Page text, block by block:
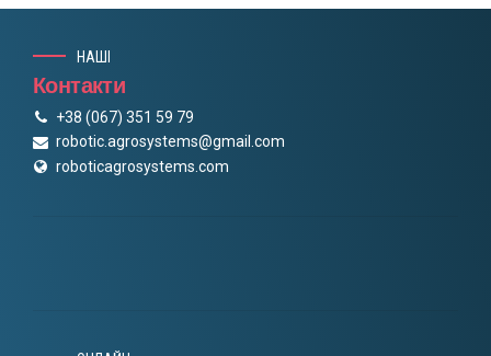
НАШІ
Контакти
+38 (067) 351 59 79
robotic.agrosystems@gmail.com
roboticagrosystems.com